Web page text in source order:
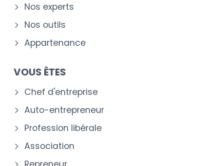
Nos experts
Nos outils
Appartenance
VOUS ÊTES
Chef d'entreprise
Auto-entrepreneur
Profession libérale
Association